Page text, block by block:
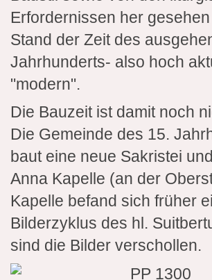
Erfordernissen her
Stand der Zeit des
Jahrhunderts- also hoch
"modern".
Die Bauzeit ist damit noch
Die Gemeinde des 15.
baut eine neue Sakristei
Anna Kapelle (an der
Kapelle befand sich früher
Bilderzyklus des hl.
sind die Bilder verschollen.